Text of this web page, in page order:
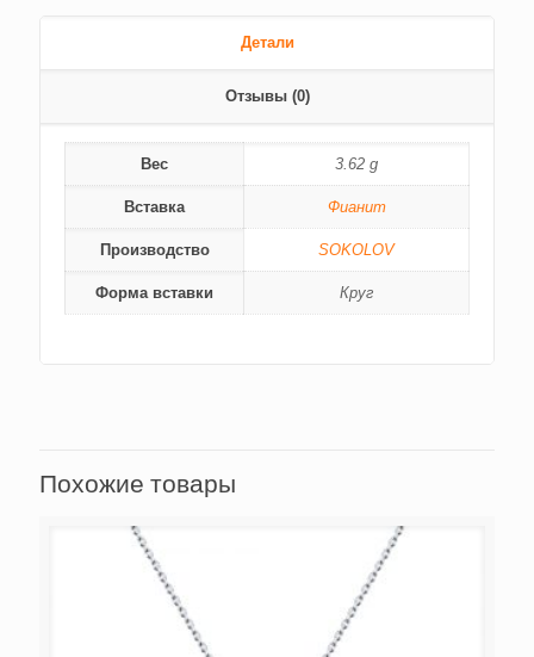
Детали
Отзывы (0)
Вес 3.62 g
Вставка Фианит
Производство SOKOLOV
Форма вставки Круг
Похожие товары